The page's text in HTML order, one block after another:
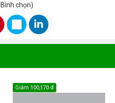
Bình chọn)
Giảm 100,170 đ